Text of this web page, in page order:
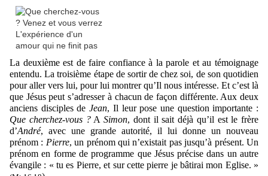
La deuxième est de faire confiance à la parole et au témoignage
entendu. La troisième étape de sortir de chez soi, de son quotidien
pour aller vers lui, pour lui montrer qu’Il nous intéresse. Et c’est là
que Jésus peut s’adresser à chacun de façon différente. Aux deux
anciens disciples deJean, Il leur pose une question importante :
Que cherchez-vous ?A Simon, dont il sait déjà qu’il est le frère
d’André, avec une grande autorité, il lui donne un nouveau
prénom : Pierre, un prénom qui n’existait pas jusqu’à présent. Un
prénom en forme de programme que Jésus précise dans un autre
évangile : « tu es Pierre, et sur cette pierre je bâtirai mon Eglise. »